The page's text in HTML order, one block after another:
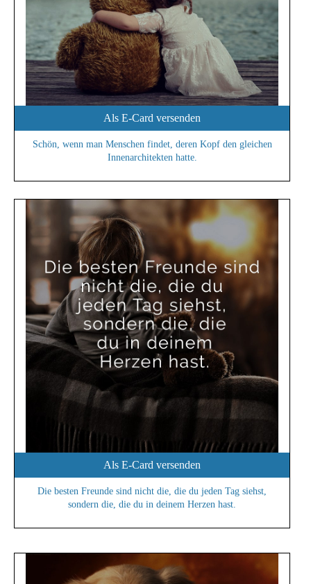
Als E-Card versenden
Schön, wenn man Menschen findet, deren Kopf den gleichen
Innenarchitekten hatte.
Als E-Card versenden
Die besten Freunde sind nicht die, die du jeden Tag siehst,
sondern die, die du in deinem Herzen hast.